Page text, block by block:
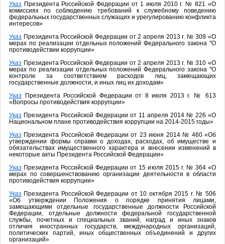
Указ Президента Российской Федерации от 1 июля 2010 г. № 821 «О
комиссиях по соблюдению требований к служебному поведению
федеральных государственных служащих и урегулированию конфликта
интересов»
Указ Президента Российской Федерации от 2 апреля 2013 г. № 309 «О
мерах по реализации отдельных положений Федерального закона "О
противодействии коррупции»
Указ Президента Российской Федерации от 2 апреля 2013 г. № 310 «О
мерах по реализации отдельных положений Федерального закона "О
контроле за соответствием расходов лиц, замещающих
государственные должности, и иных лиц их доходам»
Указ Президента Российской Федерации от 8 июля 2013 г. № 613
«Вопросы противодействия коррупции»
Указ Президента Российской Федерации от 11 апреля 2014 № 226 «О
Национальном плане противодействия коррупции на 2014-2015 годы»
Указ Президента Российской Федерации от 23 июня 2014 № 460 «Об
утверждении формы справки о доходах, расходах, об имуществе и
обязательствах имущественного характера и внесении изменений в
некоторые акты Президента Российской Федерации»
Указ Президента Российской Федерации от 15 июля 2015 г. № 364 «О
мерах по совершенствованию организации деятельности в области
противодействия коррупции»
Указ Президента Российской Федерации от 10 октября 2015 г. № 506
«Об утверждении Положения о порядке принятия лицами,
замещающими отдельные государственные должности Российской
Федерации, отдельные должности федеральной государственной
службы, почетных и специальных званий, наград и иных знаков
отличия иностранных государств, международных организаций,
политических партий, иных общественных объединений и других
организаций»